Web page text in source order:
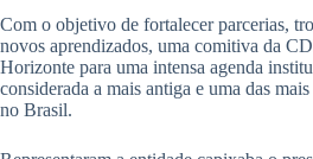
Com o objetivo de fortalecer parcerias,
novos aprendizados, uma comitiva da
Horizonte para uma intensa agenda
considerada a mais antiga e uma das
no Brasil.